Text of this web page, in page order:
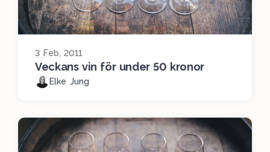
3 Feb, 2011
Veckans vin för under 50 kronor
Elke Jung